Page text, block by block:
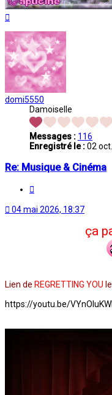
domi5550
Damoiselle
Messages : 116
Enregistré le :02
Re: Musique & Cinéma
04 mai 2026, 18:37
ça
Lien de REGRETTING YOU
https://youtu.be/